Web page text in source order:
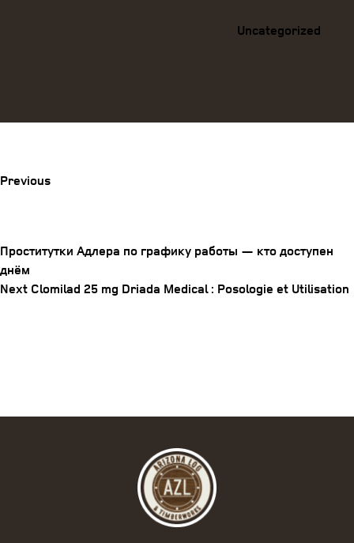
Uncategorized
Post
Previous
Проститутки Адлера по графику работы — кто доступен
днём
Next
Next Clomilad 25 mg Driada Medical : Posologie et Utilisation